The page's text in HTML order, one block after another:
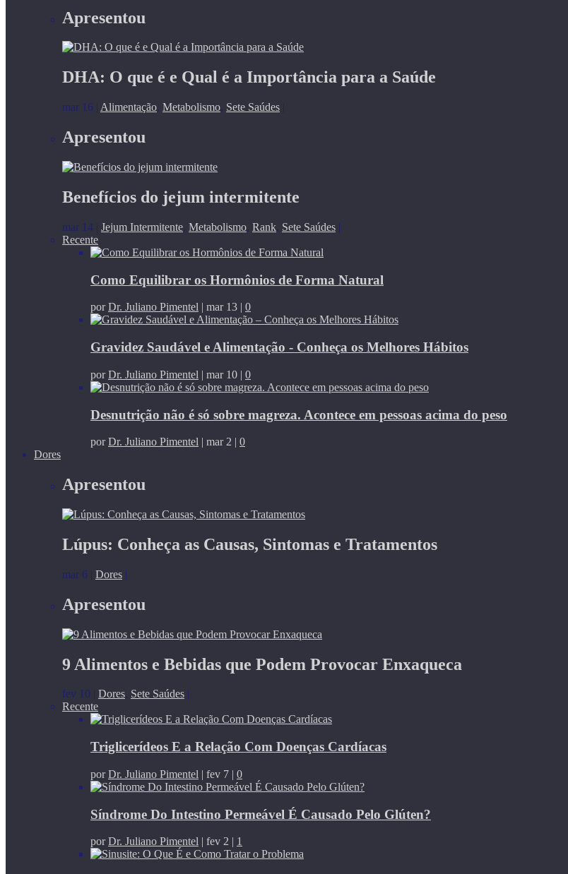
Apresentou
DHA: O que é e Qual é a Importância para a Saúde
mar 16 | Alimentação, Metabolismo, Sete Saúdes |
Apresentou
Benefícios do jejum intermitente
mar 14 | Jejum Intermitente, Metabolismo, Rank, Sete Saúdes |
Recente
Como Equilibrar os Hormônios de Forma Natural
porDr. Juliano Pimentel | mar 13 | 0
Gravidez Saudável e Alimentação - Conheça os Melhores Hábitos
porDr. Juliano Pimentel | mar 10 | 0
Desnutrição não é só sobre magreza. Acontece em pessoas acima do peso
porDr. Juliano Pimentel | mar 2 | 0
Dores
Apresentou
Lúpus: Conheça as Causas, Sintomas e Tratamentos
mar 6 | Dores |
Apresentou
9 Alimentos e Bebidas que Podem Provocar Enxaqueca
fev 10 Dores, Sete Saúdes
Recente
Triglicerídeos E a Relação Com Doenças Cardíacas
porDr. Juliano Pimentel | fev 7 | 0
Síndrome Do Intestino Permeável É Causado Pelo Glúten?
porDr. Juliano Pimentel | fev 2 | 1